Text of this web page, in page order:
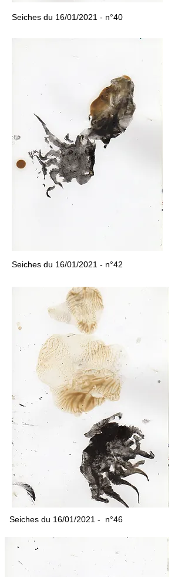
Seiches du 16/01/2021 - n°40
Seiches du 16/01/2021 - n°42
Seiches du 16/01/2021 - n°46